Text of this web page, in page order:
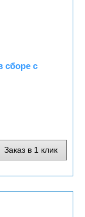
сборе с
Заказ в 1 клик